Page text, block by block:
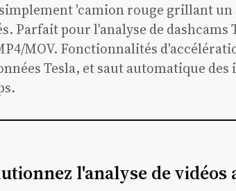
'camion rouge grillant un
Parfait pour l'analyse de dashcams
MOV. Fonctionnalités
Tesla, et saut automatique des
l'analyse de vidéos